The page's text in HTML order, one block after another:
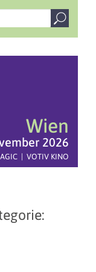
Wien
2026
| VOTIV KINO